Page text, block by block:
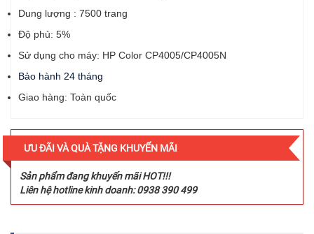
Dung lượng : 7500 trang
Độ phủ: 5%
Sử dụng cho máy: HP Color CP4005/CP4005N
Bảo hành 24 tháng
Giao hàng: Toàn quốc
ƯU ĐÃI VÀ QUÀ TẶNG KHUYẾN MÃI
Sản phẩm đang khuyến mãi HOT!!!
Liên hệ hotline kinh doanh: 0938 390 499